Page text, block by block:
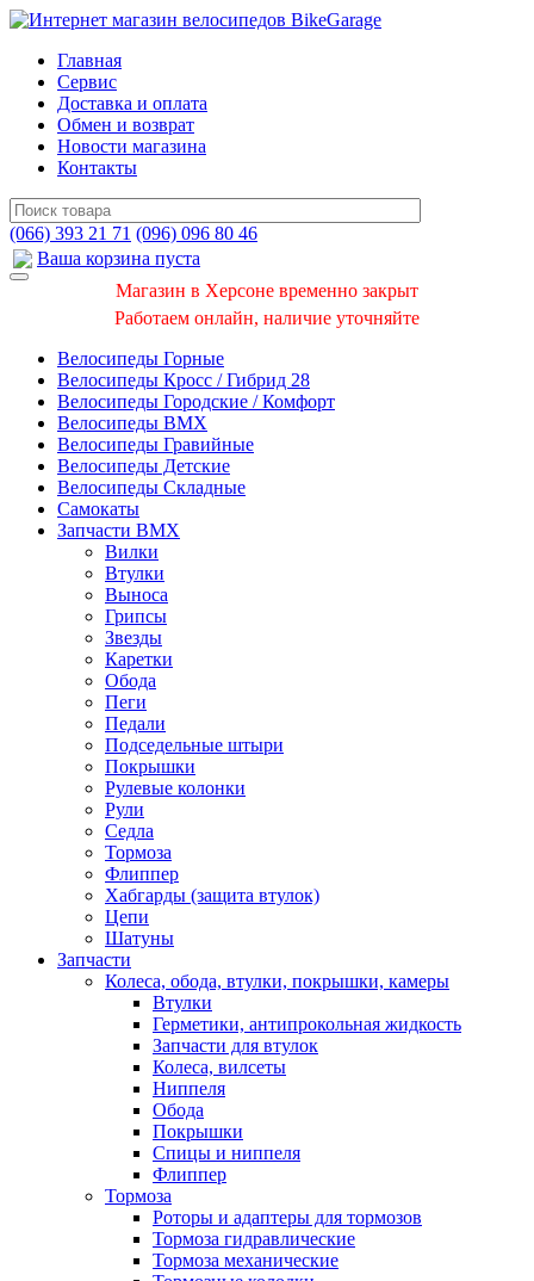
Главная
Сервис
Доставка и оплата
Обмен и возврат
Новости магазина
Контакты
(066) 393 21 71 (096) 096 80 46
Ваша корзина пуста
Магазин в Херсоне временно закрыт
Работаем онлайн, наличие уточняйте
Велосипеды Горные
Велосипеды Кросс / Гибрид 28
Велосипеды Городские / Комфорт
Велосипеды BMX
Велосипеды Гравийные
Велосипеды Детские
Велосипеды Складные
Самокаты
Запчасти BMX
Вилки
Втулки
Выноса
Грипсы
Звезды
Каретки
Обода
Пеги
Педали
Подседельные штыри
Покрышки
Рулевые колонки
Рули
Седла
Тормоза
Флиппер
Хабгарды (защита втулок)
Цепи
Шатуны
Запчасти
Колеса, обода, втулки, покрышки, камеры
Втулки
Герметики, антипрокольная жидкость
Запчасти для втулок
Колеса, вилсеты
Ниппеля
Обода
Покрышки
Спицы и ниппеля
Флиппер
Тормоза
Роторы и адаптеры для тормозов
Тормоза гидравлические
Тормоза механические